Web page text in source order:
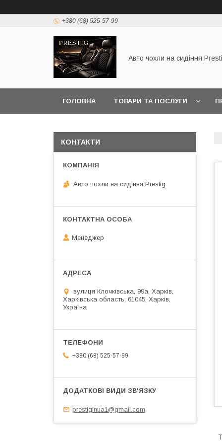
+380 (68) 525-57-99
Авто чохли на сидіння
ГОЛОВНА ТОВАРИ ТА ПОСЛУГИ
КОНТАКТИ
Авто чохли на сидіння Prestig
Менеджер
вулиця Клочківська, 99а, Харків,
Харківська область, 61045, Харків,
Україна
+380 (68) 525-57-99
prestiginua1@gmail.com